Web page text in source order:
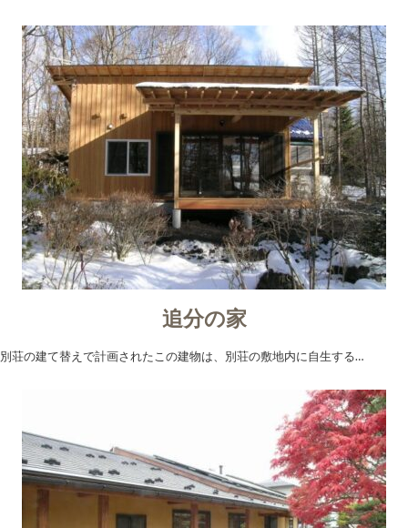
追分の家
別荘の建て替えで計画されたこの建物は、別荘の敷地内に自生する…